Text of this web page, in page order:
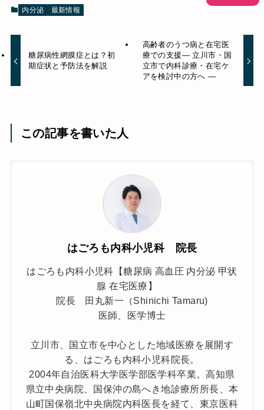
内分泌 最新情報
糖尿病性網膜症とは？初
期症状と予防法を解説
高齢者のうつ病と在宅医
療での支援― 立川市・国
立市で内科診療・在宅ケ
アを検討中の方へ ―
この記事を書いた人
はごろも内科小児科 院長
はごろも内科小児科【糖尿病 高血圧 内分泌 甲状
腺 在宅医療】
院長 田丸新一（Shinichi Tamaru)
医師、医学博士
立川市、国立市を中心とした地域医療を展開す
る、はごろも内科小児科院長。
2004年自治医科大学医学部医学科卒業。高知県
県立中央病院、国保沖の島へき地診療所所長、本
山町国保嶺北中央病院内科医長を経て、東京医科